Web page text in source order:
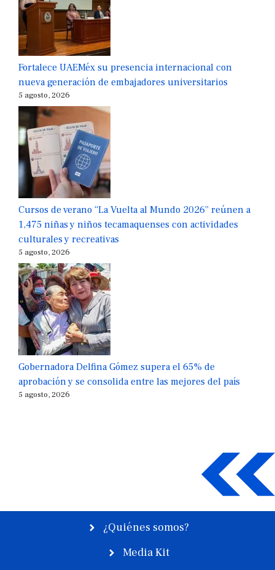
Fortalece UAEMéx su presencia internacional con
nueva generación de embajadores universitarios
5 agosto, 2026
Cursos de verano “La Vuelta al Mundo 2026” reúnen a
1,475 niñas y niños tecamaquenses con actividades
culturales y recreativas
5 agosto, 2026
Gobernadora Delfina Gómez supera el 65% de
aprobación y se consolida entre las mejores del país
5 agosto, 2026
¿Quiénes somos?
Media Kit